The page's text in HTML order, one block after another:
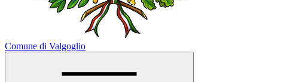
Comune di Valgoglio